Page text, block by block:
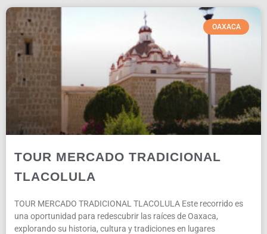
OAXACA
TOUR MERCADO TRADICIONAL
TLACOLULA
TOUR MERCADO TRADICIONAL TLACOLULA Este recorrido es
una oportunidad para redescubrir las raíces de Oaxaca,
explorando su historia, cultura y tradiciones en lugares